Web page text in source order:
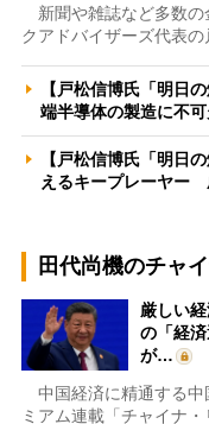
新聞や雑誌など多数の
クアドバイザーズ代表
【戸松信博氏「明日
端半導体の製造に不
【戸松信博氏「明日
えるキープレーヤー
田代尚機のチャ
厳しい
の「経
が…
中国経済に精通する中
ミアム連載「チャイナ